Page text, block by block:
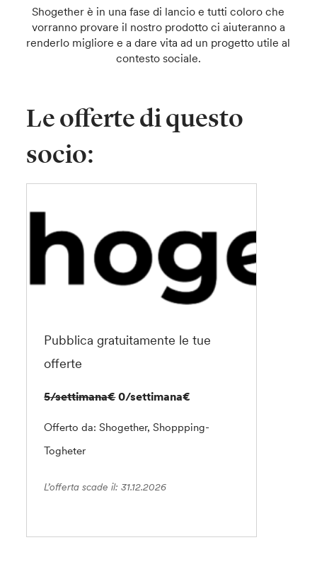
Shogether è in una fase di lancio e tutti coloro che
vorranno provare il nostro prodotto ci aiuteranno a
renderlo migliore e a dare vita ad un progetto utile al
contesto sociale.
Le offerte di questo
socio:
Pubblica gratuitamente le tue
offerte
5/settimana€ 0/settimana€
Offerto da: Shogether, Shoppping-
Togheter
L’offerta scade il: 31.12.2026